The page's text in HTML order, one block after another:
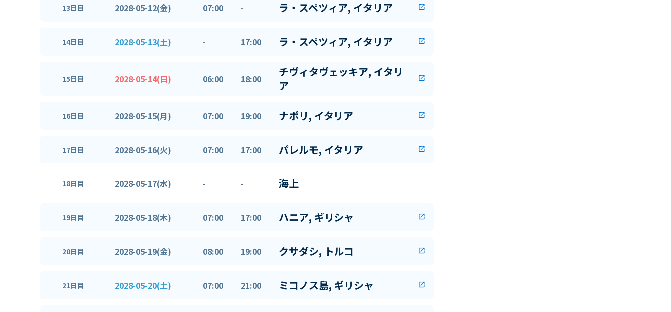
13日目 2028-05-12(金) 07:00 - ラ・スペツィア, イタリア open_in_new
14日目 2028-05-13(土) - 17:00 ラ・スペツィア, イタリア open_in_new
15日目 2028-05-14(日) 06:00 18:00
チヴィタヴェッキア, イタリ
ア
open_in_new
16日目 2028-05-15(月) 07:00 19:00 ナポリ, イタリア open_in_new
17日目 2028-05-16(火) 07:00 17:00 パレルモ, イタリア open_in_new
18日目 2028-05-17(水) - - 海上
19日目 2028-05-18(木) 07:00 17:00 ハニア, ギリシャ open_in_new
20日目 2028-05-19(金) 08:00 19:00 クサダシ, トルコ open_in_new
21日目 2028-05-20(土) 07:00 21:00 ミコノス島, ギリシャ open_in_new